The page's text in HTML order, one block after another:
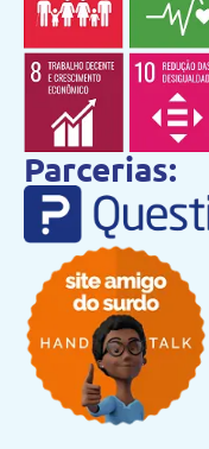
Parcerias: